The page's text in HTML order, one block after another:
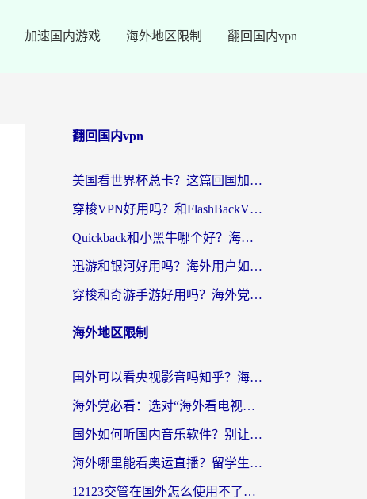
加速国内游戏 海外地区限制 翻回国内vpn
翻回国内vpn
美国看世界杯总卡？这篇回国加速器指南帮你无缝刷国内资源（附苹果手机VPN设置步骤）
穿梭VPN好用吗？和FlashBackVPN对比哪个回国效果更好？
Quickback和小黑牛哪个好？海外党亲测指南，选对回国加速器秒回国内
迅游和银河好用吗？海外用户如何选择回国加速器实现无缝访问国内资源
穿梭和奇游手游好用吗？海外党亲测3款回国加速器，附蜜蜂加速器七天试用攻略
海外地区限制
国外可以看央视影音吗知乎？海外党亲测有效的回国加速方案
海外党必看：选对“海外看电视剧软件”，再也不用愁国内剧刷不了
国外如何听国内音乐软件？别让地域限制，断了你的中文歌单
海外哪里能看奥运直播？留学生&海外华人必看的体育赛事观赛终极指南
12123交管在国外怎么使用不了？海外华人必看的无缝访问国内资源指南